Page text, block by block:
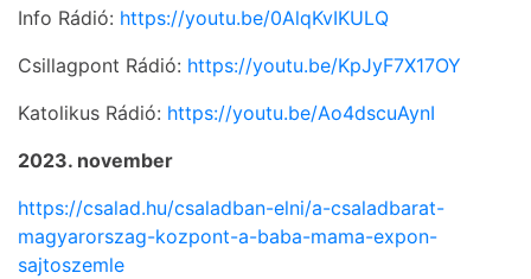
Info Rádió: https://youtu.be/0AlqKvIKULQ
Csillagpont Rádió: https://youtu.be/KpJyF7X17OY
Katolikus Rádió: https://youtu.be/Ao4dscuAynI
2023. november
https://csalad.hu/csaladban-elni/a-csaladbarat-
magyarorszag-kozpont-a-baba-mama-expon-
sajtoszemle